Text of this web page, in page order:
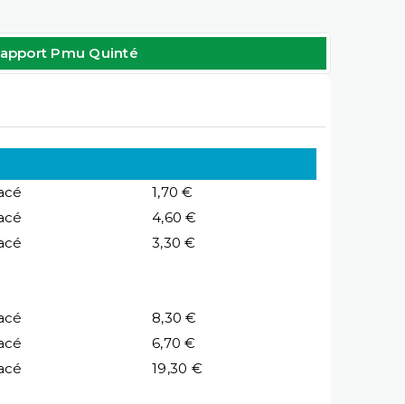
Pmu Quinté
1,70 €
4,60 €
3,30 €
8,30 €
6,70 €
19,30 €